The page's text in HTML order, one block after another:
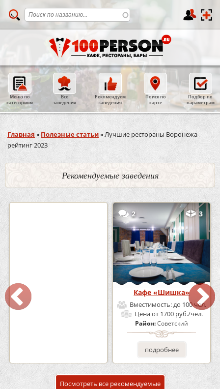
Меню по
категориям
Все
заведения
Рекомендуем
заведения
Поиск по
карте
Подбор по
параметрам
Вы здесь
Главная » Полезные статьи»Лучшие рестораны Воронежа
рейтинг 2023
Рекомендуемые заведения
Кафе-Бар Бермуды
Вместимость:
2 3
Кафе «Шишка»
Вместимость:до 100 чел.
Ценаот 1700 руб./чел.
Район:Советский
подробнее
Посмотреть все рекомендуемые